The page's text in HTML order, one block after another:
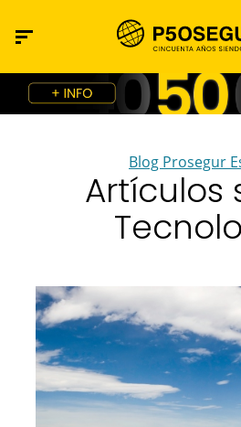
Blog Prosegur
Artículos